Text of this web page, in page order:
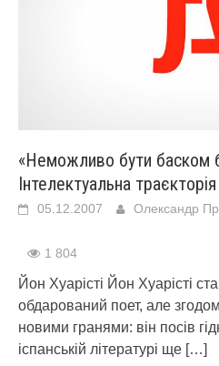
«Неможливо бути баском
Інтелектуальна
05.12.2007 Олександр
1 804
Йон Хуарісті Йон Хуарісті
обдарований поет, але
новими гранями: він посів
іспанській літературі ще […]